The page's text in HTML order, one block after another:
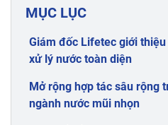
MỤC LỤC
Giám đốc Lifetec giới
xử lý nước toàn diện
Mở rộng hợp tác sâu rộng
ngành nước mũi nhọn